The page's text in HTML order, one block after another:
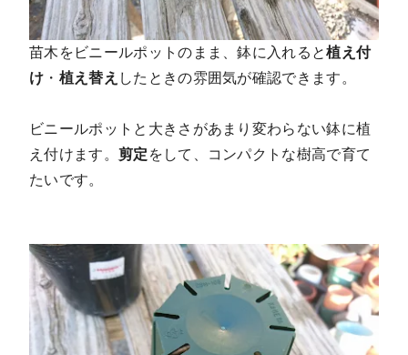
苗木をビニールポットのまま、鉢に入れると植え付
け ・ 植え替え したときの雰囲気が確認できます。
ビニールポットと大きさがあまり変わらない鉢に植
え付けます。 剪定 をして、コンパクトな樹高で育て
たいです。